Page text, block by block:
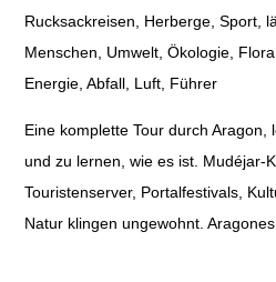
Rucksackreisen, Herberge, Sport,
Menschen, Umwelt, Ökologie,
Energie, Abfall, Luft, Führer
Eine komplette Tour durch
und zu lernen, wie es ist. Mudéjar-
Touristenserver, Portalfestivals,
Natur klingen ungewohnt.